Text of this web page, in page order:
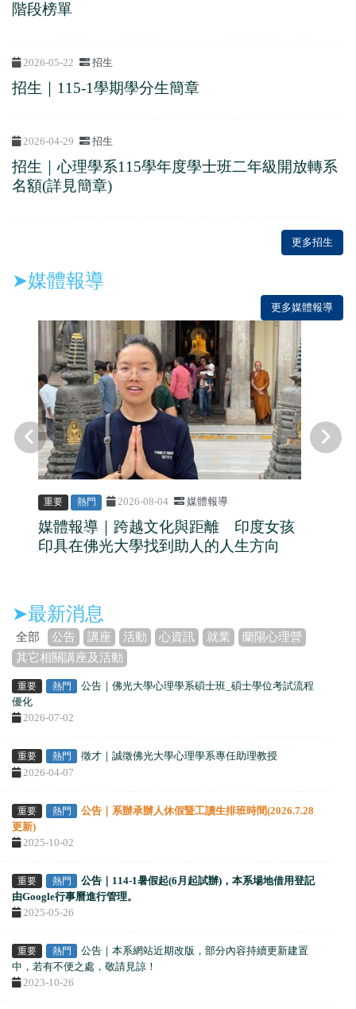
階段榜單
2026-05-22 招生
招生｜115-1學期學分生簡章
2026-04-29 招生
招生｜心理學系115學年度學士班二年級開放轉系
名額(詳見簡章)
更多招生
➤媒體報導
更多媒體報導
重要 熱門 2026-08-04 媒體報導
媒體報導｜跨越文化與距離 印度女孩
印具在佛光大學找到助人的人生方向
➤最新消息
全部 公告 講座 活動 心資訊 就業
蘭陽心理營
其它相關講座及活動
重要 熱門
公告｜佛光大學心理學系碩士班_碩士學位考試流程
優化
2026-07-02
重要 熱門
徵才｜誠徵佛光大學心理學系專任助理教授
2026-04-07
重要 熱門
公告｜系辦承辦人休假暨工讀生排班時間(2026.7.28
更新)
2025-10-02
重要 熱門 公告｜ 114-1暑假起(6月起試辦)， 本系場地借用登記
由Google行事曆進行管理。
2025-05-26
重要 熱門
公告｜本系網站近期改版，部分內容持續更新建置
中，若有不便之處，敬請見諒！
2023-10-26